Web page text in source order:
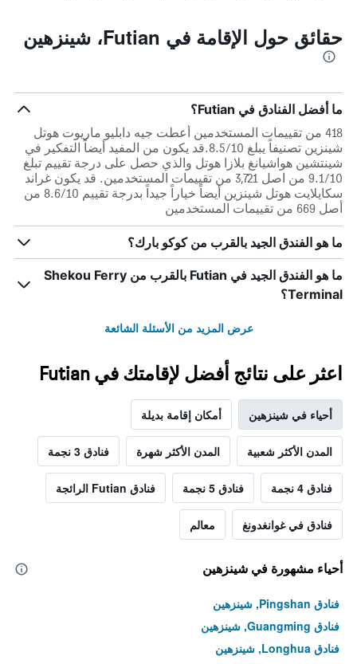
حقائق حول الإقامة في Futian، شينزهين
ما أفضل الفنادق في Futian؟
418 من تقييمات المستخدمين أعطت جيه دابليو ماريوت هوتل
شينزين تصنيفاً يبلغ 8.5/10.قد يكون من المفيد أيضاً التفكير في
شينتشين هواشيانغ بلازا هوتل والذي حصل على درجة تقييم تبلغ
9.1/10 من اصل 3,721 من تقييمات المستخدمين. قد يكون غراند
سكايلايت هوتل شينزين أيضاً خياراً جيداً بدرجة تقييم 8.6/10 من
أصل 669 من تقييمات المستخدمين
ما هو الفندق الجيد بالقرب من كوكو بارك؟
ما هو الفندق الجيد في Futian بالقرب من Shekou Ferry
Terminal؟
عرض المزيد من الأسئلة الشائعة
اعثر على نتائج أفضل لإقامتك في Futian
أحياء في شينزهين أمكان إقامة بديلة
المدن الأكثر شعبية المدن الأكثر شهرة فنادق 3 نجمة
فنادق 4 نجمة فنادق 5 نجمة فنادق Futian الرائجة
فنادق في غوانغدونغ معالم
أحياء مشهورة في شينزهين
فنادق Pingshan, شينزهين
فنادق Guangming, شينزهين
فنادق Longhua, شينزهين